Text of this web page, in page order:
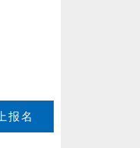
报名